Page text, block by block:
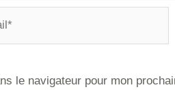
le navigateur pour mon